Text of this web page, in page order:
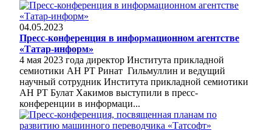
04.05.2023
Пресс-конференция в информационном агентстве
«Татар-информ»
4 мая 2023 года директор Института прикладной
семиотики АН РТ Ринат Гильмуллин и ведущий
научный сотрудник Института прикладной семиотики
АН РТ Булат Хакимов выступили в пресс-
конференции в информаци...